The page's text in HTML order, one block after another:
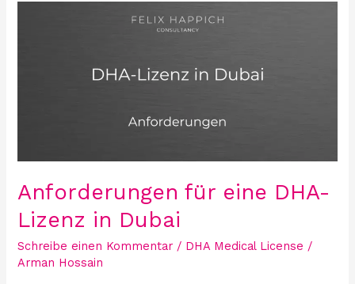
Anforderungen für eine DHA-
Lizenz in Dubai
Schreibe einen Kommentar / DHA Medical License /
Arman Hossain